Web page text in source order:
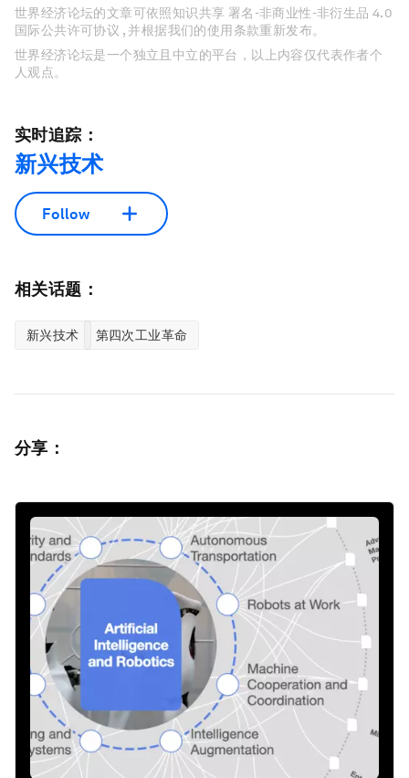
世界经济论坛的文章可依照知识共享 署名-非商业性-非衍生品 4.0
国际公共许可协议 , 并根据我们的使用条款重新发布。
世界经济论坛是一个独立且中立的平台，以上内容仅代表作者个
人观点。
实时追踪：
新兴技术
Follow
相关话题：
新兴技术 第四次工业革命
分享：